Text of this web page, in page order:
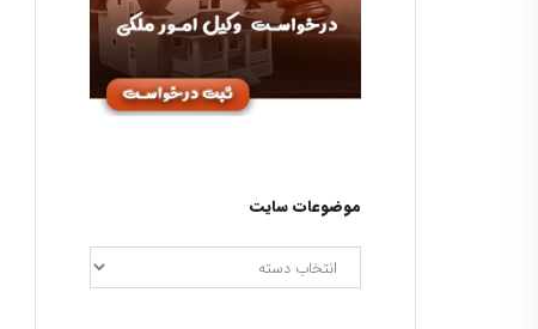
موضوعات سایت